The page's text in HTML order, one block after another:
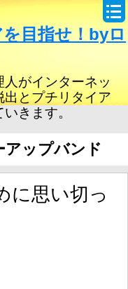
目指せ！byロ
がインターネッ
出とプチリタイア
きます。
アップバンド
に思い切っ